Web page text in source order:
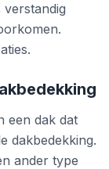
een dak dat
dakbedekking.
ander type